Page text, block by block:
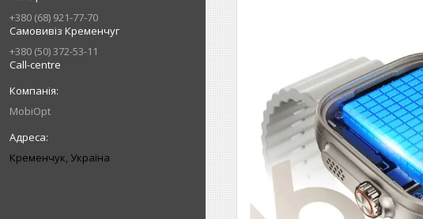
+380 (68) 921-77-70
Самовивіз Кременчуг
+380 (50) 372-53-11
Call-centre
MobiOpt
Кременчук, Україна